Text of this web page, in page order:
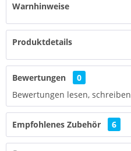
Warnhinweise
Produktdetails
Bewertungen
0
Bewertungen lesen,
Empfohlenes Zubehör 6